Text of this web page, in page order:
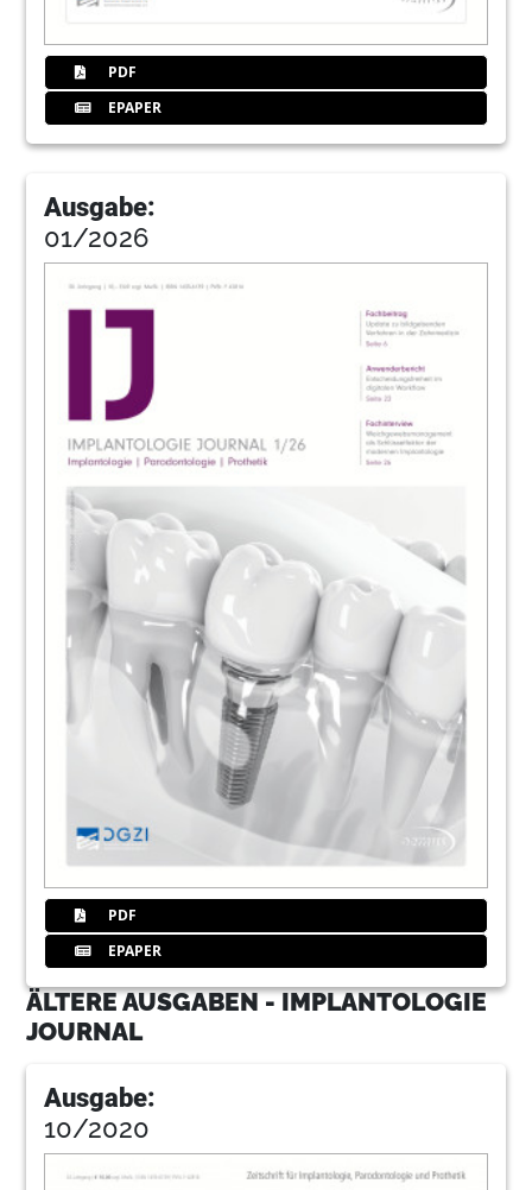
PDF
EPAPER
Ausgabe:
01/2026
PDF
EPAPER
ÄLTERE AUSGABEN - IMPLANTOLOGIE
JOURNAL
Ausgabe:
10/2020